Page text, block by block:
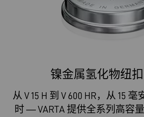
镍金属氢化物纽
从 V 15 H 到 V 600 HR，从 15
时 — VARTA 提供全系列高容